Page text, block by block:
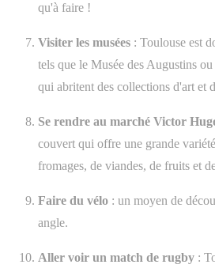
qu'à faire !
Visiter les musées : Toulouse est
tels que le Musée des Augustins
qui abritent des collections d'art et
Se rendre au marché Victor
couvert qui offre une grande
fromages, de viandes, de fruits et
Faire du vélo : un moyen de
angle.
Aller voir un match de rugby :